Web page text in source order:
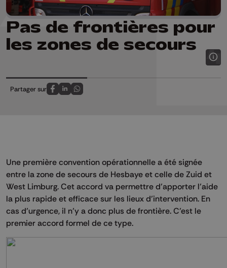
Pas de frontières pour
les zones de secours
Partager sur
Partagez sur FaceBook
Partagez sur LinkedIn
Partagez sur Whatsapp
Une première convention opérationnelle a été signée
entre la zone de secours de Hesbaye et celle de Zuid et
West Limburg. Cet accord va permettre d’apporter l’aide
la plus rapide et efficace sur les lieux d’intervention. En
cas d’urgence, il n’y a donc plus de frontière. C’est le
premier accord formel de ce type.